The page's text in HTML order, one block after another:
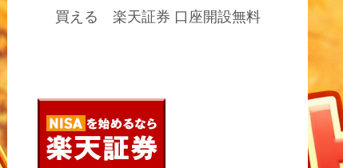
買える 楽天証券 口座開設無料